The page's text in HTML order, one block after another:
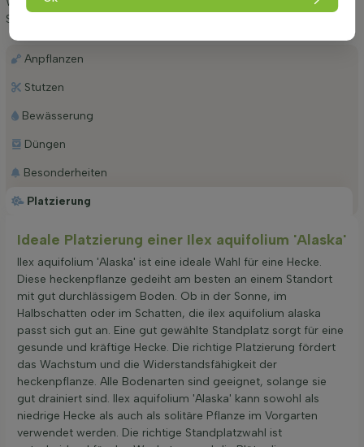
Stechpalme haben.
Platzierung
Anpflanzen
Stutzen
Bewässerung
Düngen
Besonderheiten
Ideale Platzierung einer Ilex aquifolium 'Alaska'
Ilex aquifolium 'Alaska' ist eine ideale Wahl für eine Hecke.
Diese heckenpflanze gedeiht am besten an einem Standort
mit gut durchlässigem Boden. Ob in der Sonne, im
Halbschatten oder im Schatten, die ilex aquifolium alaska
passt sich gut an. Eine gut gewählte Standplatz sorgt für eine
gesunde und kräftige Hecke. Die richtige Platzierung fördert
das Wachstum und die Widerstandsfähigkeit der
heckenpflanze. Alle Bodenarten sind geeignet, solange sie
gut drainiert sind. Ilex aquifolium 'Alaska' kann sowohl als
niedrige Hecke als auch als solitäre Pflanze im Vorgarten
verwendet werden. Die richtige Standplatzwahl ist